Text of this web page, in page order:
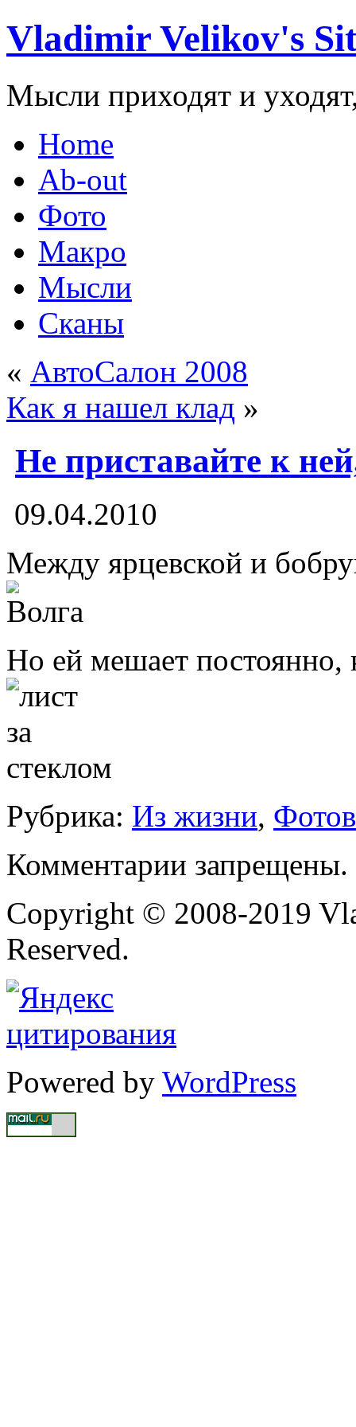
Vladimir Velikov's
Мысли приходят и
Home
Ab-out
Фото
Макро
Мысли
Сканы
« АвтоСалон 2008
Как я нашел клад »
Не приставайте к
09.04.2010
Между ярцевской и
Но ей мешает постоянно,
Рубрика: Из жизни,
Комментарии запрещены.
Copyright © 2008-2019
Reserved.
Powered by WordPress